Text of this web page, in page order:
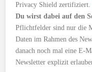
Privacy Shield
Du wirst dabei auf den
Pflichtfelder sind nur die
Daten im Rahmen des
danach noch mal eine E-
Newsletter explizit